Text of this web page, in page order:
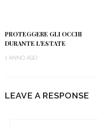
PROTEGGERE GLI OCCHI
DURANTE L’ESTATE
1 ANNO AGO
LEAVE A RESPONSE